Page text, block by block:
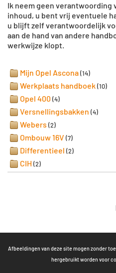
Ik neem geen verantwoording
inhoud, u bent vrij eventuele
u blijft zelf verantwoordelijk
aan de hand van andere
werkwijze klopt.
Mijn Opel Ascona(14)
Werkplaats handboek(10)
Opel 400 (4)
Versnellingsbakken (4)
Webers (2)
Ombouw 16V (7)
Differentieel (2)
CIH (2)
Afbeeldingen van deze site mogen zonder
hergebruikt worden voor